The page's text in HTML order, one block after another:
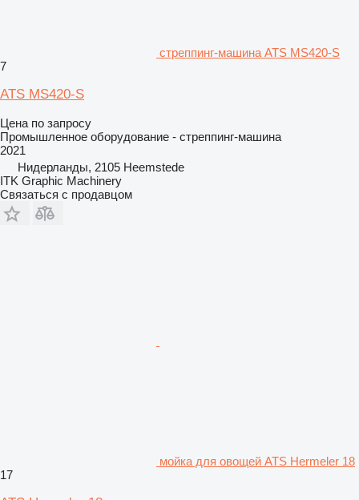
стреппинг-машина ATS MS420-S
7
ATS MS420-S
Цена по запросу
Промышленное оборудование - стреппинг-машина
2021
Нидерланды, 2105 Heemstede
ITK Graphic Machinery
Связаться с продавцом
мойка для овощей ATS Hermeler 18
17